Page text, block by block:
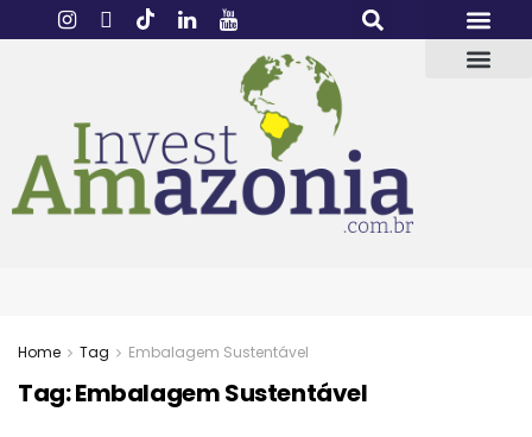
Home Tag Embalagem Sustentável
Tag:Embalagem Sustentável